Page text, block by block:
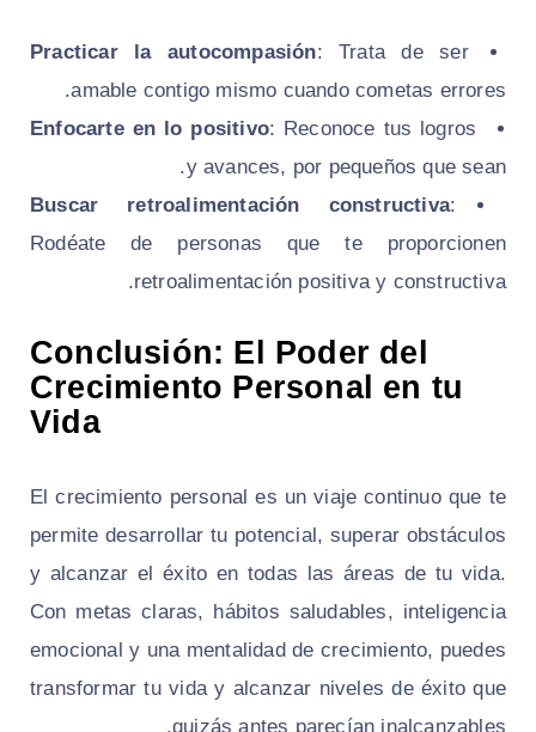
Practicar la autocompasión: Trata de ser
amable contigo mismo cuando cometas errores.
Enfocarte en lo positivo: Reconoce tus logros
y avances, por pequeños que sean.
Buscar retroalimentación constructiva:
Rodéate de personas que te proporcionen
retroalimentación positiva y constructiva.
Conclusión: El Poder del
Crecimiento Personal en tu
Vida
El crecimiento personal es un viaje continuo que te
permite desarrollar tu potencial, superar obstáculos
y alcanzar el éxito en todas las áreas de tu vida.
Con metas claras, hábitos saludables, inteligencia
emocional y una mentalidad de crecimiento, puedes
transformar tu vida y alcanzar niveles de éxito que
quizás antes parecían inalcanzables.